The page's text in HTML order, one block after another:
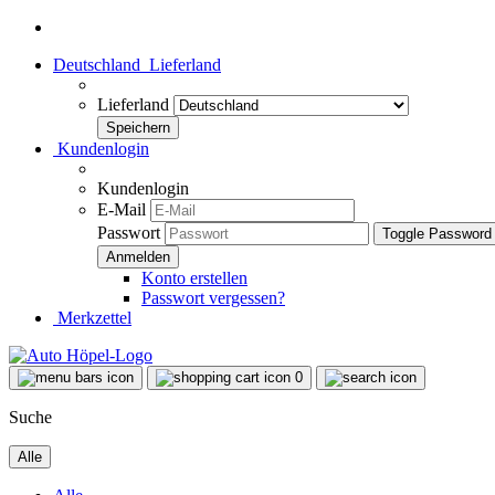
Deutschland Lieferland
Lieferland
Kundenlogin
Kundenlogin
E-Mail
Passwort
Toggle
Konto erstellen
Passwort vergessen?
Merkzettel
0
Suche
Alle